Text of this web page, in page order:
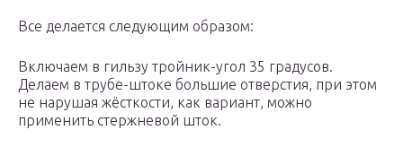
Все делается следующим образом:
Включаем в гильзу тройник-угол 35 градусов.
Делаем в трубе-штоке большие отверстия, при этом
не нарушая жёсткости, как вариант, можно
применить стержневой шток.